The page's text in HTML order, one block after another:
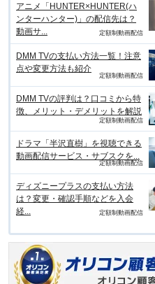
アニメ「HUNTER×HUNTER(ハ
ンターハンター)」の配信先は？
動画サ...
定額制動画配信
DMM TVの支払い方法一覧！注意
点や変更方法も紹介
定額制動画配信
DMM TVの評判は？口コミから特
徴、メリット・デメリットを解説
定額制動画配信
ドラマ「半沢直樹」を視聴できる
動画配信サービス・サブスクを...
定額制動画配信
ディズニープラスの支払い方法
は？変更・確認手順などを入会
経...
定額制動画配信